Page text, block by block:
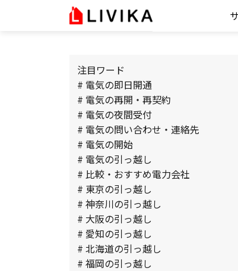
注目ワード
# 電気の即日開通
# 電気の再開・再契約
# 電気の夜間受付
# 電気の問い合わせ・連絡先
# 電気の開始
# 電気の引っ越し
# 比較・おすすめ電力会社
# 東京の引っ越し
# 神奈川の引っ越し
# 大阪の引っ越し
# 愛知の引っ越し
# 北海道の引っ越し
# 福岡の引っ越し